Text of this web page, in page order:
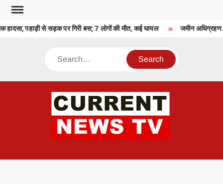
Skip
content
हादसा, पहाड़ी से सड़क पर गिरी बस; 7 लोगों की मौत, कई घायल जमीन अधिग्रहण
Search